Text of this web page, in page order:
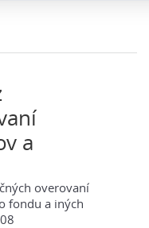
a
overovaní
fondu a iných